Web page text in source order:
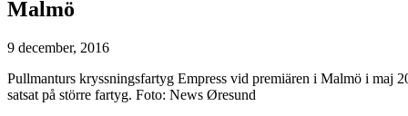
Malmö
9 december, 2016
Pullmanturs kryssningsfartyg Empress vid premiären i Malmö i maj
satsat på större fartyg. Foto: News Øresund